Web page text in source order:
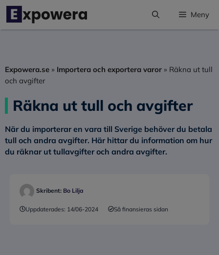
Hoppa
innehåll
Meny
Expowera.se » Importera och exportera varor » Räkna ut tull
och avgifter
Räkna ut tull och avgifter
När du importerar en vara till Sverige behöver du betala
tull och andra avgifter. Här hittar du information om hur
du räknar ut tullavgifter och andra avgifter.
Skribent: Bo Lilja
Uppdaterades: 14/06-2024 Så finansieras sidan